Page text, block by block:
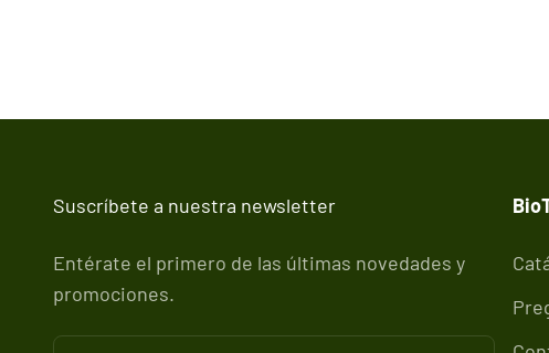
Suscríbete a nuestra newsletter
Entérate el primero de las últimas novedades y
promociones.